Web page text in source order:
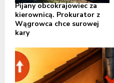
Pijany obcokrajowiec za
kierownicą. Prokurator z
Wągrowca chce surowej
kary